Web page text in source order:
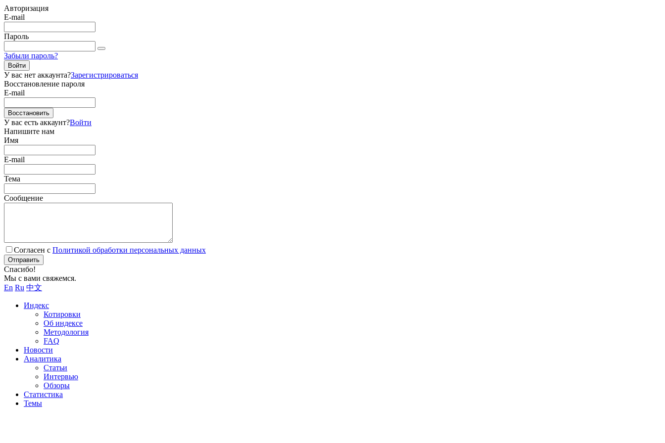
Авторизация
E-mail
Пароль
Забыли пароль?
Войти
У вас нет аккаунта?Зарегистрироваться
Восстановление пароля
E-mail
Восстановить
У вас есть аккаунт?Войти
Напишите нам
Имя
E-mail
Тема
Сообщение
Согласен с Политикой обработки персональных данных
Отправить
Спасибо!
Мы с вами свяжемся.
En Ru 中文
Индекс
Котировки
Об индексе
Методология
FAQ
Новости
Аналитика
Статьи
Интервью
Обзоры
Статистика
Темы